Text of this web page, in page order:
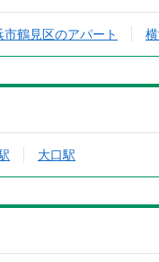
市鶴見区のアパート
大口駅